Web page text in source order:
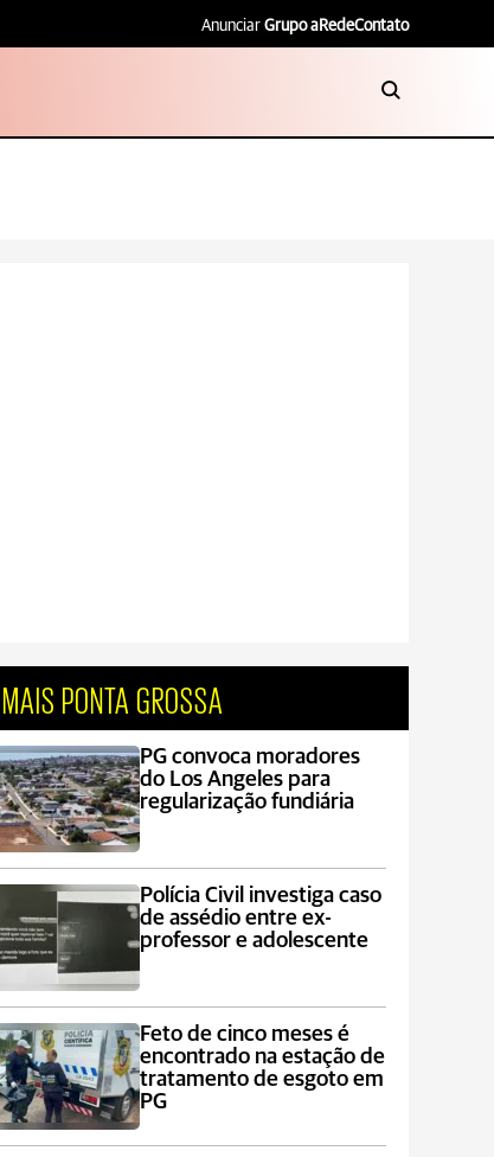
Anunciar Grupo aRedeContato
MAIS PONTA GROSSA
PG convoca moradores
do Los Angeles para
regularização fundiária
Polícia Civil investiga caso
de assédio entre ex-
professor e adolescente
Feto de cinco meses é
encontrado na estação de
tratamento de esgoto em
PG